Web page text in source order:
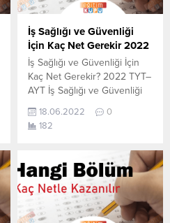
İş Sağlığı ve Güvenliği
İçin Kaç Net Gerekir 2022
İş Sağlığı ve Güvenliği İçin
Kaç Net Gerekir? 2022 TYT–
AYT İş Sağlığı ve Güvenliği
sorusunun cevabını
aşağıdan öğrenebilirsiniz. Bu
sınavında en son yerleşen
öğrencilerin yapmış olduğu
netlerdir. YÖKATLAS YKS-
TYT Net Sihirbazı, YKS-TYT
Net Sihirbazı. Sayfamızdaki
18.06.2022
0
182